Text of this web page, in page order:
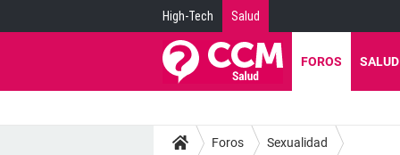
High-Tech Salud
FOROS SALUD
Foros Sexualidad